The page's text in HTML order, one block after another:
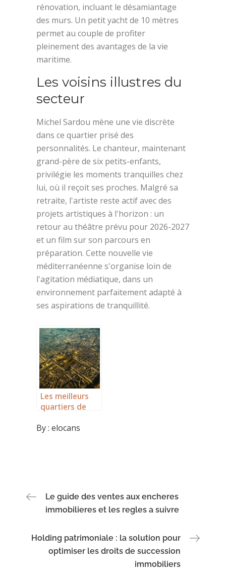
rénovation, incluant le désamiantage
des murs. Un petit yacht de 10 mètres
permet au couple de profiter
pleinement des avantages de la vie
maritime.
Les voisins illustres du
secteur
Michel Sardou mène une vie discrète
dans ce quartier prisé des
personnalités. Le chanteur, maintenant
grand-père de six petits-enfants,
privilégie les moments tranquilles chez
lui, où il reçoit ses proches. Malgré sa
retraite, l'artiste reste actif avec des
projets artistiques à l'horizon : un
retour au théâtre prévu pour 2026-2027
et un film sur son parcours en
préparation. Cette nouvelle vie
méditerranéenne s'organise loin de
l'agitation médiatique, dans un
environnement parfaitement adapté à
ses aspirations de tranquillité.
Les meilleurs
quartiers de
vivre :
By :elocans
Navigation
l’article
Le guide des ventes aux encheres
immobilieres et les regles a suivre
Holding patrimoniale : la solution pour
optimiser les droits de succession
immobiliers